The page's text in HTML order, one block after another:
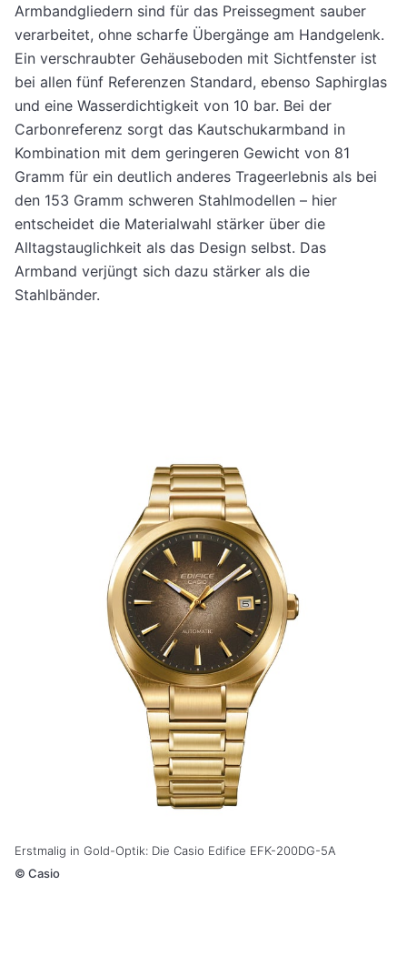
Armbandgliedern sind für das Preissegment sauber
verarbeitet, ohne scharfe Übergänge am Handgelenk.
Ein verschraubter Gehäuseboden mit Sichtfenster ist
bei allen fünf Referenzen Standard, ebenso Saphirglas
und eine Wasserdichtigkeit von 10 bar. Bei der
Carbonreferenz sorgt das Kautschukarmband in
Kombination mit dem geringeren Gewicht von 81
Gramm für ein deutlich anderes Trageerlebnis als bei
den 153 Gramm schweren Stahlmodellen – hier
entscheidet die Materialwahl stärker über die
Alltagstauglichkeit als das Design selbst. Das
Armband verjüngt sich dazu stärker als die
Stahlbänder.
Erstmalig in Gold-Optik: Die Casio Edifice EFK-200DG-5A
© Casio